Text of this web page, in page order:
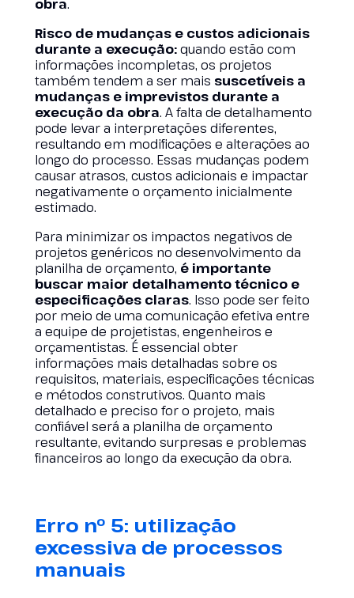
obra.
Risco de mudanças e custos adicionais
durante a execução:quando estão com
informações incompletas, os projetos
também tendem a ser mais suscetíveis a
mudanças e imprevistos durante a
execução da obra. A falta de detalhamento
pode levar a interpretações diferentes,
resultando em modificações e alterações ao
longo do processo. Essas mudanças podem
causar atrasos, custos adicionais e impactar
negativamente o orçamento inicialmente
estimado.
Para minimizar os impactos negativos de
projetos genéricos no desenvolvimento da
planilha de orçamento, é importante
buscar maior detalhamento técnico e
especificações claras. Isso pode ser feito
por meio de uma comunicação efetiva entre
a equipe de projetistas, engenheiros e
orçamentistas. É essencial obter
informações mais detalhadas sobre os
requisitos, materiais, especificações técnicas
e métodos construtivos. Quanto mais
detalhado e preciso for o projeto, mais
confiável será a planilha de orçamento
resultante, evitando surpresas e problemas
financeiros ao longo da execução da obra.
Erro nº 5: utilização
excessiva de processos
manuais